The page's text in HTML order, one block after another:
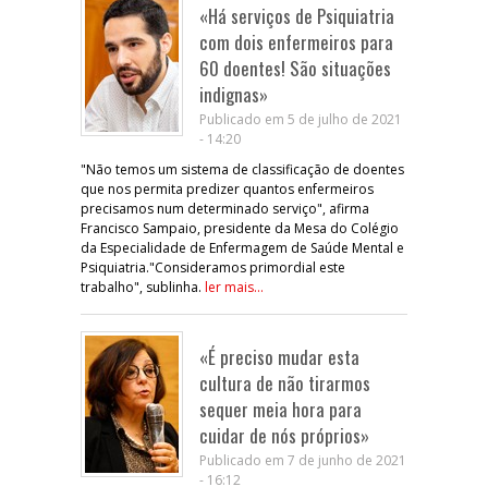
«Há serviços de Psiquiatria
com dois enfermeiros para
60 doentes! São situações
indignas»
Publicado em 5 de julho de 2021
- 14:20
"Não temos um sistema de classificação de doentes
que nos permita predizer quantos enfermeiros
precisamos num determinado serviço", afirma
Francisco Sampaio, presidente da Mesa do Colégio
da Especialidade de Enfermagem de Saúde Mental e
Psiquiatria."Consideramos primordial este
trabalho", sublinha. ler mais...
«É preciso mudar esta
cultura de não tirarmos
sequer meia hora para
cuidar de nós próprios»
Publicado em 7 de junho de 2021
- 16:12